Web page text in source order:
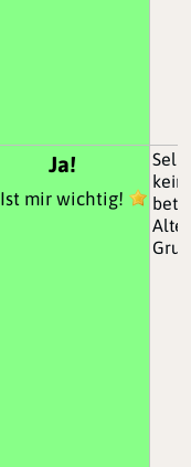
Ja!
Ist mir wichtig!